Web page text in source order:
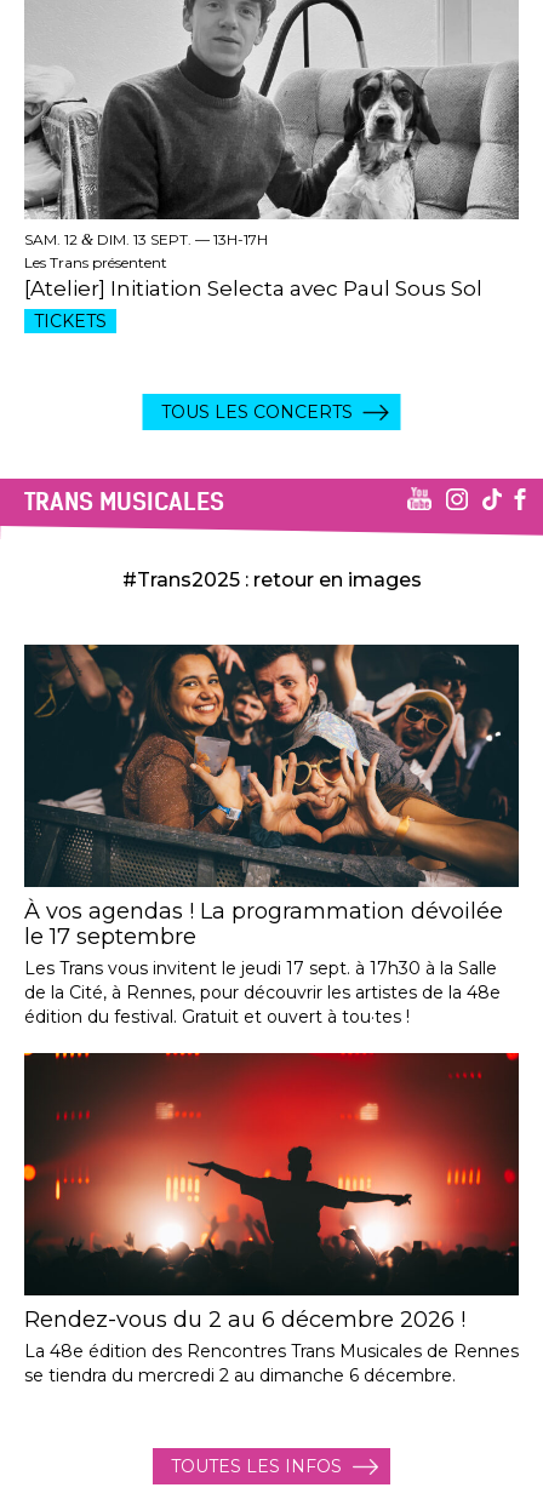
SAM. 12 & DIM. 13 SEPT. — 13H-17H
Les Trans présentent
[Atelier] Initiation Selecta avec Paul Sous Sol
TICKETS
TOUS LES CONCERTS
TRANS MUSICALES
#Trans2025 : retour en images
À vos agendas ! La programmation dévoilée
le 17 septembre
Les Trans vous invitent le jeudi 17 sept. à 17h30 à la Salle
de la Cité, à Rennes, pour découvrir les artistes de la 48e
édition du festival. Gratuit et ouvert à tou·tes !
Rendez-vous du 2 au 6 décembre 2026 !
La 48e édition des Rencontres Trans Musicales de Rennes
se tiendra du mercredi 2 au dimanche 6 décembre.
TOUTES LES INFOS